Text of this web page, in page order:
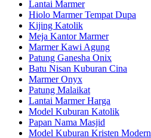
Lantai Marmer
Hiolo Marmer Tempat Dupa
Kijing Katolik
Meja Kantor Marmer
Marmer Kawi Agung
Patung Ganesha Onix
Batu Nisan Kuburan Cina
Marmer Onyx
Patung Malaikat
Lantai Marmer Harga
Model Kuburan Katolik
Papan Nama Masjid
Model Kuburan Kristen Modern